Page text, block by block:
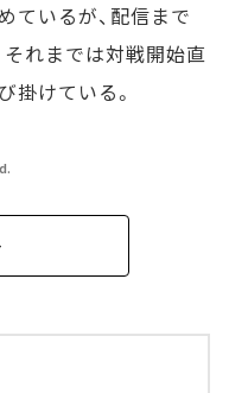
ているが、配信まで
れまでは対戦開始直
掛けている。